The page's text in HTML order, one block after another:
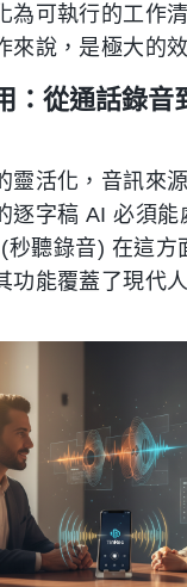
為可執行的工作
來說，是極大的
：從通話錄音
靈活化，音訊來
逐字稿 AI 必須能
秒聽錄音) 在這方
功能覆蓋了現代